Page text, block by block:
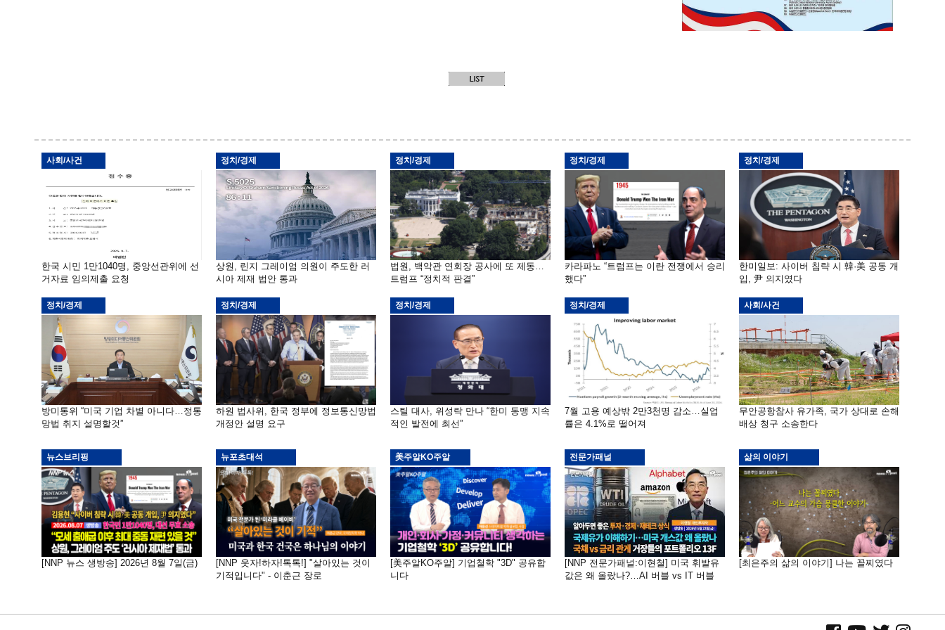
사회/사건
한국 시민 1만1040명, 중앙선관위에 선
거자료 임의제출 요청
정치/경제
상원, 린지 그레이엄 의원이 주도한 러
시아 제재 법안 통과
정치/경제
법원, 백악관 연회장 공사에 또 제동…
트럼프 “정치적 판결”
정치/경제
카라파노 “트럼프는 이란 전쟁에서 승리
했다”
정치/경제
한미일보: 사이버 침략 시 韓·美 공동 개
입, 尹 의지였다
정치/경제
방미통위 “미국 기업 차별 아니다…정통
망법 취지 설명할것”
정치/경제
하원 법사위, 한국 정부에 정보통신망법
개정안 설명 요구
정치/경제
스틸 대사, 위성락 만나 “한미 동맹 지속
적인 발전에 최선”
정치/경제
7월 고용 예상밖 2만3천명 감소…실업
률은 4.1%로 떨어져
사회/사건
무안공항참사 유가족, 국가 상대로 손해
배상 청구 소송한다
뉴스브리핑
[NNP 뉴스 생방송] 2026년 8월 7일(금)
뉴포초대석
[NNP 웃자!하자!톡톡!] "살아있는 것이
기적입니다" - 이춘근 장로
美주알KO주알
[美주알KO주알] 기업철학 "3D" 공유합
니다
전문가패널
[NNP 전문가패널:이현철] 미국 휘발유
값은 왜 올랐나?…AI 버블 vs IT 버블
삶의 이야기
[최은주의 삶의 이야기] 나는 꼴찌였다